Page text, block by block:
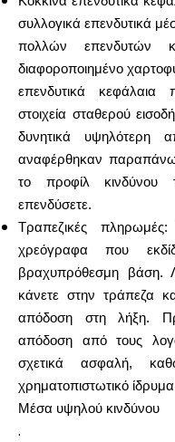
συλλογικά επενδυτικά
πολλών επενδυτών
διαφοροποιημένο
επενδυτικά κεφάλαια
στοιχεία σταθερού
δυνητικά υψηλότερη
αναφέρθηκαν
το προφίλ κινδύνου
επενδύσετε.
Τραπεζικές
χρεόγραφα που
βραχυπρόθεσμη βάση.
κάνετε στην τράπεζα
απόδοση στη λήξη.
απόδοση από τους
σχετικά ασφαλή,
χρηματοπιστωτικό
Μέσα υψηλού κινδύνου
.